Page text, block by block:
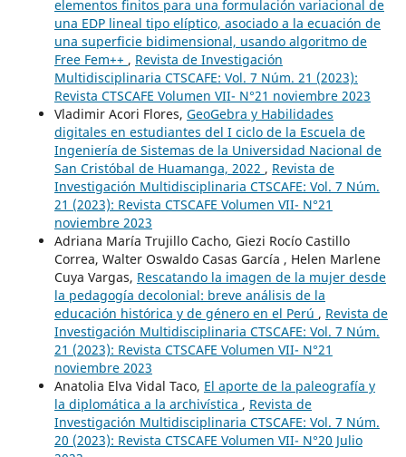
elementos finitos para una formulación variacional de
una EDP lineal tipo elíptico, asociado a la ecuación de
una superficie bidimensional, usando algoritmo de
Free Fem++ , Revista de Investigación
Multidisciplinaria CTSCAFE: Vol. 7 Núm. 21 (2023):
Revista CTSCAFE Volumen VII- N°21 noviembre 2023
Vladimir Acori Flores, GeoGebra y Habilidades
digitales en estudiantes del I ciclo de la Escuela de
Ingeniería de Sistemas de la Universidad Nacional de
San Cristóbal de Huamanga, 2022 , Revista de
Investigación Multidisciplinaria CTSCAFE: Vol. 7 Núm.
21 (2023): Revista CTSCAFE Volumen VII- N°21
noviembre 2023
Adriana María Trujillo Cacho, Giezi Rocío Castillo
Correa, Walter Oswaldo Casas García , Helen Marlene
Cuya Vargas, Rescatando la imagen de la mujer desde
la pedagogía decolonial: breve análisis de la
educación histórica y de género en el Perú , Revista de
Investigación Multidisciplinaria CTSCAFE: Vol. 7 Núm.
21 (2023): Revista CTSCAFE Volumen VII- N°21
noviembre 2023
Anatolia Elva Vidal Taco, El aporte de la paleografía y
la diplomática a la archivística , Revista de
Investigación Multidisciplinaria CTSCAFE: Vol. 7 Núm.
20 (2023): Revista CTSCAFE Volumen VII- N°20 Julio